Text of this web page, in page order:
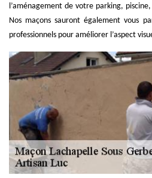
l’aménagement de votre parking,
Nos maçons sauront également vous
professionnels pour améliorer l’aspect